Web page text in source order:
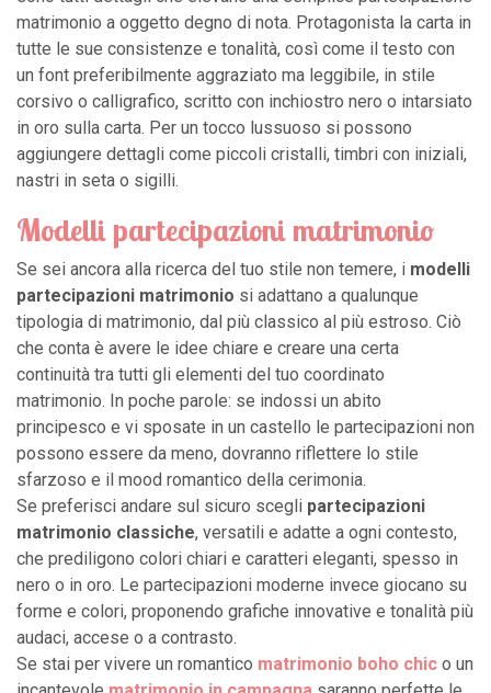
matrimonio a oggetto degno di nota. Protagonista la carta in
tutte le sue consistenze e tonalità, così come il testo con
un font preferibilmente aggraziato ma leggibile, in stile
corsivo o calligrafico, scritto con inchiostro nero o intarsiato
in oro sulla carta. Per un tocco lussuoso si possono
aggiungere dettagli come piccoli cristalli, timbri con iniziali,
nastri in seta o sigilli.
Modelli partecipazioni matrimonio
Se sei ancora alla ricerca del tuo stile non temere, i modelli
partecipazioni matrimonio si adattano a qualunque
tipologia di matrimonio, dal più classico al più estroso. Ciò
che conta è avere le idee chiare e creare una certa
continuità tra tutti gli elementi del tuo coordinato
matrimonio. In poche parole: se indossi un abito
principesco e vi sposate in un castello le partecipazioni non
possono essere da meno, dovranno riflettere lo stile
sfarzoso e il mood romantico della cerimonia.
Se preferisci andare sul sicuro scegli partecipazioni
matrimonio classiche, versatili e adatte a ogni contesto,
che prediligono colori chiari e caratteri eleganti, spesso in
nero o in oro. Le partecipazioni moderne invece giocano su
forme e colori, proponendo grafiche innovative e tonalità più
audaci, accese o a contrasto.
Se stai per vivere un romantico matrimonio boho chic o un